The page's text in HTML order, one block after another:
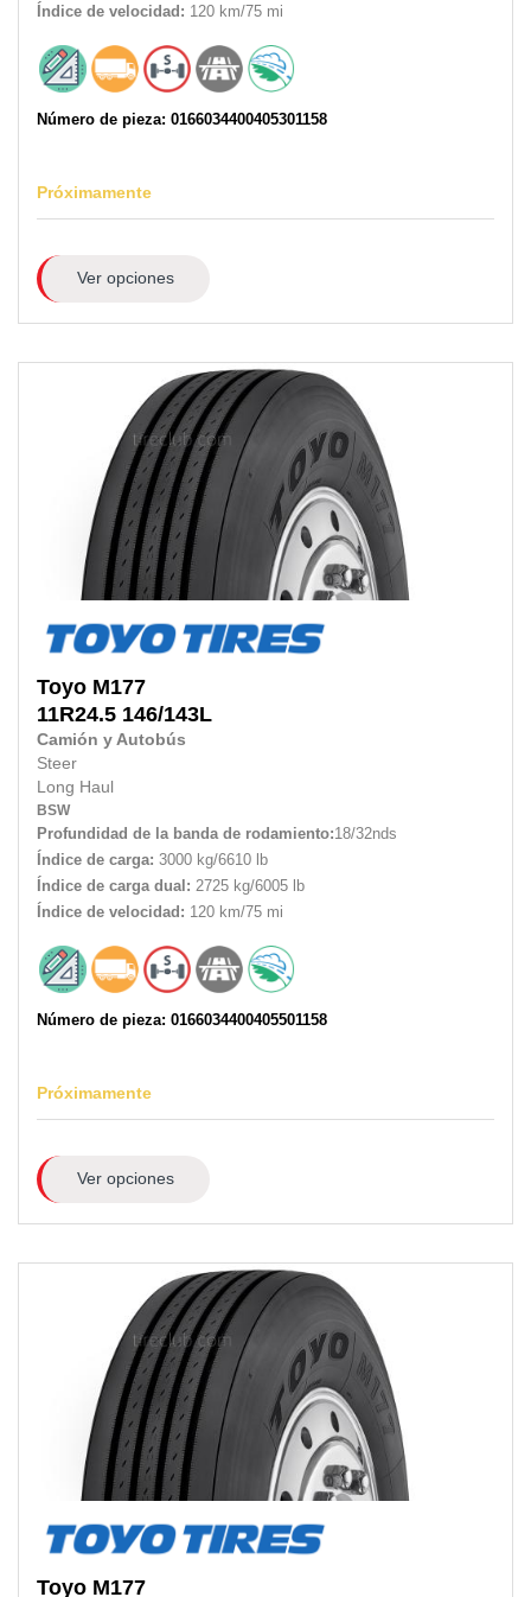
Índice de velocidad: 120 km/75 mi
Número de pieza: 0166034400405301158
Próximamente
Ver opciones
Toyo M177
11R24.5 146/143L
Camión y Autobús
Steer
Long Haul
BSW
Profundidad de la banda de rodamiento:18/32nds
Índice de carga: 3000 kg/6610 lb
Índice de carga dual: 2725 kg/6005 lb
Índice de velocidad: 120 km/75 mi
Número de pieza: 0166034400405501158
Próximamente
Ver opciones
Toyo M177